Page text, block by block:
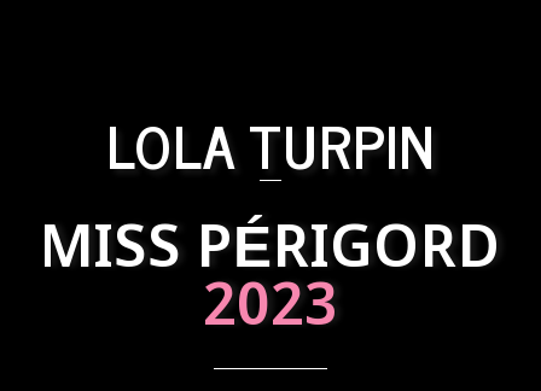
LOLA TURPIN
MISS PÉRIGORD
2023